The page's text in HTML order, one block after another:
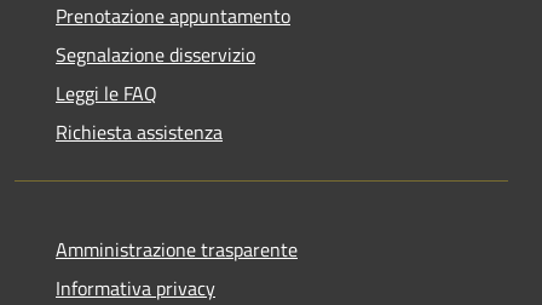
Prenotazione appuntamento
Segnalazione disservizio
Leggi le FAQ
Richiesta assistenza
Amministrazione trasparente
Informativa privacy